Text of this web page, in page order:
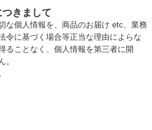
きまして
な個人情報を、商品のお届け etc、業務
令に基づく場合等正当な理由によらな
ることなく、個人情報を第三者に開
。